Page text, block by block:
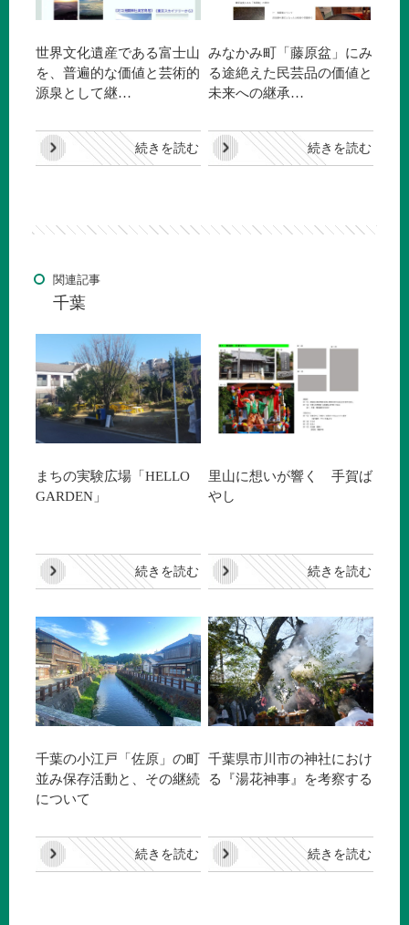
世界文化遺産である富士山
を、普遍的な価値と芸術的
源泉として継…
続きを読む
みなかみ町「藤原盆」にみ
る途絶えた民芸品の価値と
未来への継承…
続きを読む
関連記事
千葉
まちの実験広場「HELLO
GARDEN」
続きを読む
里山に想いが響く 手賀ば
やし
続きを読む
千葉の小江戸「佐原」の町
並み保存活動と、その継続
について
続きを読む
千葉県市川市の神社におけ
る『湯花神事』を考察する
続きを読む